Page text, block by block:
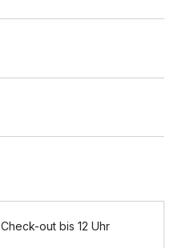
Check-out bis 12 Uhr